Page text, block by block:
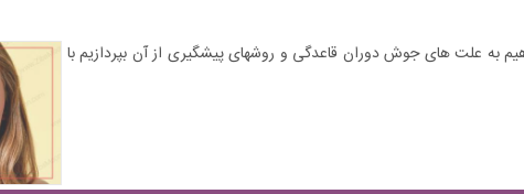
به علت های جوش دوران قاعدگی و روشهای پیشگیری از آن بپردازیم با